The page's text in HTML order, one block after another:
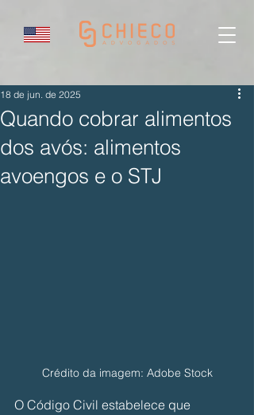
Quando cobrar alimentos
dos avós: alimentos
avoengos e o STJ
18 de jun. de 2025
Crédito da imagem: Adobe Stock
O Código Civil estabelece que